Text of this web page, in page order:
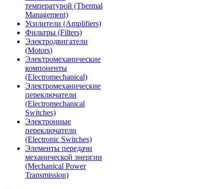
температурой (Thermal
Management)
Усилители (Amplifiers)
Фильтры (Filters)
Электродвигатели
(Motors)
Электромеханические
компоненты
(Electromechanical)
Электромеханические
переключатели
(Electromechanical
Switches)
Электронные
переключатели
(Electronic Switches)
Элементы передачи
механической энергии
(Mechanical Power
Transmission)